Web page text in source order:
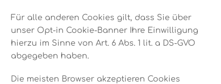
Für alle anderen Cookies gilt, dass Sie über
unser Opt-in Cookie-Banner Ihre Einwilligung
hierzu im Sinne von Art. 6 Abs. 1 lit. a DS-GVO
abgegeben haben.
Die meisten Browser akzeptieren Cookies